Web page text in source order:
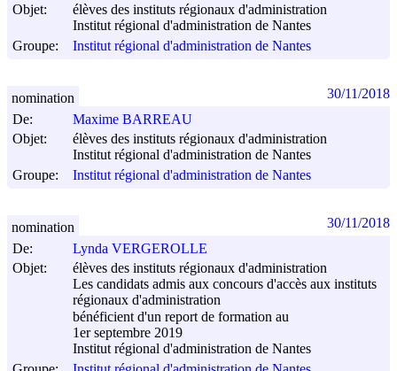
Objet:
élèves des instituts régionaux d'administration
Institut régional d'administration de Nantes
Groupe:
Institut régional d'administration de Nantes
De:
Maxime BARREAU
Objet:
élèves des instituts régionaux d'administration
Institut régional d'administration de Nantes
Groupe:
Institut régional d'administration de Nantes
nomination 30/11/2018
De:
Lynda VERGEROLLE
Objet:
élèves des instituts régionaux d'administration
Les candidats admis aux concours d'accès aux instituts
régionaux d'administration
bénéficient d'un report de formation au
1er septembre 2019
Institut régional d'administration de Nantes
nomination 30/11/2018